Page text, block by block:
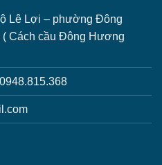
Lê Lợi – phường Đông
Cách cầu Đông Hương